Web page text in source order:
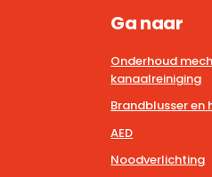
Ga naar
Onderhoud
kanaalreiniging
Brandblusser en
AED
Noodverlichting